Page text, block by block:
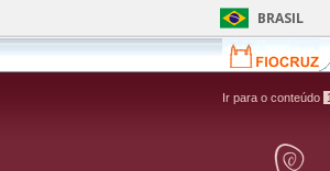
Pular para o conteúdo principal BRASIL
Ir para o conteúdo 1